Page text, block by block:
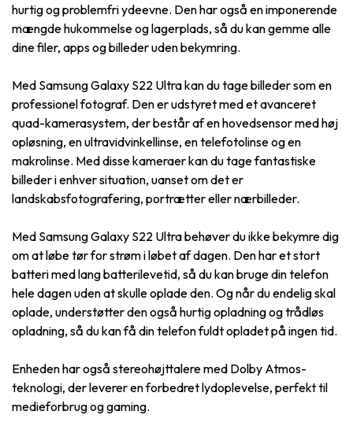
hurtig og problemfri ydeevne. Den har også en imponerende
mængde hukommelse og lagerplads, så du kan gemme alle
dine filer, apps og billeder uden bekymring.
Med Samsung Galaxy S22 Ultra kan du tage billeder som en
professionel fotograf. Den er udstyret med et avanceret
quad-kamerasystem, der består af en hovedsensor med høj
opløsning, en ultravidvinkellinse, en telefotolinse og en
makrolinse. Med disse kameraer kan du tage fantastiske
billeder i enhver situation, uanset om det er
landskabsfotografering, portrætter eller nærbilleder.
Med Samsung Galaxy S22 Ultra behøver du ikke bekymre dig
om at løbe tør for strøm i løbet af dagen. Den har et stort
batteri med lang batterilevetid, så du kan bruge din telefon
hele dagen uden at skulle oplade den. Og når du endelig skal
oplade, understøtter den også hurtig opladning og trådløs
opladning, så du kan få din telefon fuldt opladet på ingen tid.
Enheden har også stereohøjttalere med Dolby Atmos-
teknologi, der leverer en forbedret lydoplevelse, perfekt til
medieforbrug og gaming.